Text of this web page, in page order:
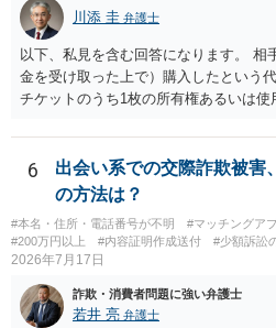
川添 圭 弁護士
以下、私見を含む回答になります。 相
金を受け取った上で）購入したという
チケットのうち1枚の所有権あるいは
す。 一方、このチケット購入には「相
も付随していたことを無視することが
ば、交際を終了させたことにより「一
重大な障害が発生しており、当然にチ
かは微妙であり、むしろ返金すべきと
合致するのではないか、という判断に
隣り合わせになることは避けたいとい
ところです。一方、チケットがエリア
6
出会い系での交際詐欺被害
の方法は？
#本名・住所・電話番号が不明 #マッチングア
#200万円以上
#内容証明作成送付 #少額訴訟
2026年7月17日
詐欺・消費者問題に強い弁護士
若井 亮 弁護士